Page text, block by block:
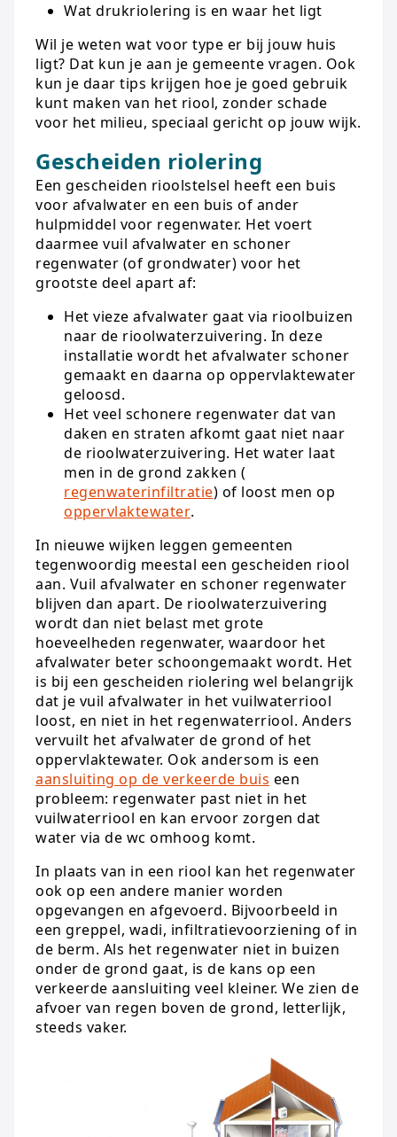
Wat drukriolering is en waar het ligt
Wil je weten wat voor type er bij jouw huis
ligt? Dat kun je aan je gemeente vragen. Ook
kun je daar tips krijgen hoe je goed gebruik
kunt maken van het riool, zonder schade
voor het milieu, speciaal gericht op jouw wijk.
Gescheiden riolering
Een gescheiden rioolstelsel heeft een buis
voor afvalwater en een buis of ander
hulpmiddel voor regenwater. Het voert
daarmee vuil afvalwater en schoner
regenwater (of grondwater) voor het
grootste deel apart af:
Het vieze afvalwater gaat via rioolbuizen
naar de rioolwaterzuivering. In deze
installatie wordt het afvalwater schoner
gemaakt en daarna op oppervlaktewater
geloosd.
Het veel schonere regenwater dat van
daken en straten afkomt gaat niet naar
de rioolwaterzuivering. Het water laat
men in de grond zakken (
regenwaterinfiltratie) of loost men op
oppervlaktewater.
In nieuwe wijken leggen gemeenten
tegenwoordig meestal een gescheiden riool
aan. Vuil afvalwater en schoner regenwater
blijven dan apart. De rioolwaterzuivering
wordt dan niet belast met grote
hoeveelheden regenwater, waardoor het
afvalwater beter schoongemaakt wordt. Het
is bij een gescheiden riolering wel belangrijk
dat je vuil afvalwater in het vuilwaterriool
loost, en niet in het regenwaterriool. Anders
vervuilt het afvalwater de grond of het
oppervlaktewater. Ook andersom is een
aansluiting op de verkeerde buis een
probleem: regenwater past niet in het
vuilwaterriool en kan ervoor zorgen dat
water via de wc omhoog komt.
In plaats van in een riool kan het regenwater
ook op een andere manier worden
opgevangen en afgevoerd. Bijvoorbeeld in
een greppel, wadi, infiltratievoorziening of in
de berm. Als het regenwater niet in buizen
onder de grond gaat, is de kans op een
verkeerde aansluiting veel kleiner. We zien de
afvoer van regen boven de grond, letterlijk,
steeds vaker.